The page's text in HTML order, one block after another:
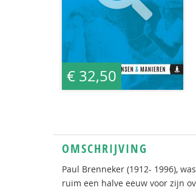
€ 32,50
OMSCHRIJVING
Paul Brenneker (1912- 1996),
ruim een halve eeuw voor zijn